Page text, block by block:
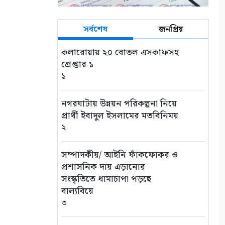
সর্বশেষ জনপ্রিয়
কলারোয়ায় ২০ বোতল এসকাফসহ
গ্রেপ্তার ১
১
নগরঘাটায় উন্নয়ন পরিকল্পনা নিয়ে
প্রার্থী ইবাদুল ইসলামের মতবিনিময়
২
সম্পাদকীয়/ আইনি ফাঁকফোকর ও
প্রশাসনিক দায় এড়ানোর
সংস্কৃতিতে ধামাচাপা পড়ছে
বাল্যবিয়ে
৩